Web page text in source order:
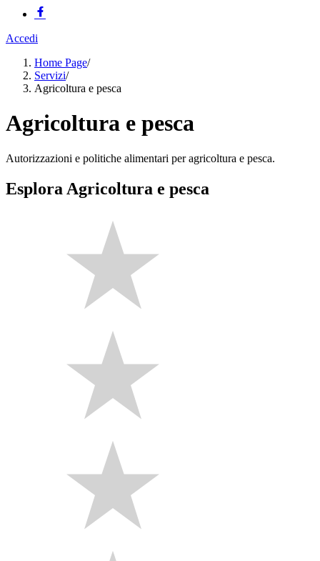
Accedi
Home Page/
Servizi/
Agricoltura e pesca
Agricoltura e pesca
Autorizzazioni e politiche alimentari per agricoltura e pesca.
Esplora Agricoltura e pesca